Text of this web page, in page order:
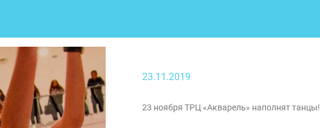
23.11.2019
23 ноября ТРЦ «Акварель» наполнят танцы!